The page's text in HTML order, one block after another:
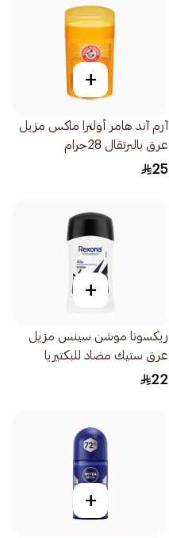
+
آرم آند هامر أولترا ماكس مزيل
عرق بالبرتقال 28جرام
25
+
ريكسونا موشن سينس مزيل
عرق ستيك مضاد للبكتيريا
40مل
22
+